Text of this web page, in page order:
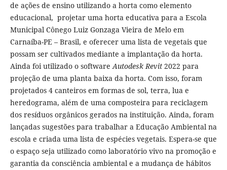
de ações de ensino utilizando a horta como elemento
educacional, projetar uma horta educativa para a Escola
Municipal Cônego Luiz Gonzaga Vieira de Melo em
Carnaíba-PE – Brasil, e oferecer uma lista de vegetais que
possam ser cultivados mediante a implantação da horta.
Ainda foi utilizado o softwareAutodesk Revit2022 para
projeção de uma planta baixa da horta. Com isso, foram
projetados 4 canteiros em formas de sol, terra, lua e
heredograma, além de uma composteira para reciclagem
dos resíduos orgânicos gerados na instituição. Ainda, foram
lançadas sugestões para trabalhar a Educação Ambiental na
escola e criada uma lista de espécies vegetais. Espera-se que
o espaço seja utilizado como laboratório vivo na promoção e
garantia da consciência ambiental e a mudança de hábitos